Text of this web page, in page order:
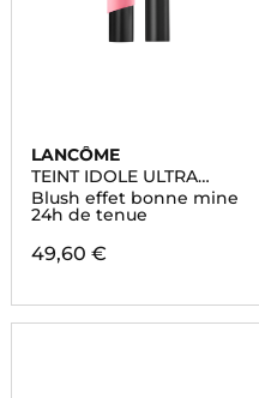
LANCÔME
TEINT IDOLE ULTRA
WEAR SHAPE
Blush effet bonne mine
24h de tenue
49,60 €